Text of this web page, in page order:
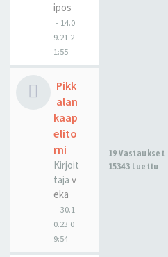
ipos
- 14.0
9.21 2
1:55
Pikk
alan
kaap
elito
rni
Kirjoit
taja v
eka
-30.1
0.23 0
9:54
19 Vastaukset
15343 Luettu